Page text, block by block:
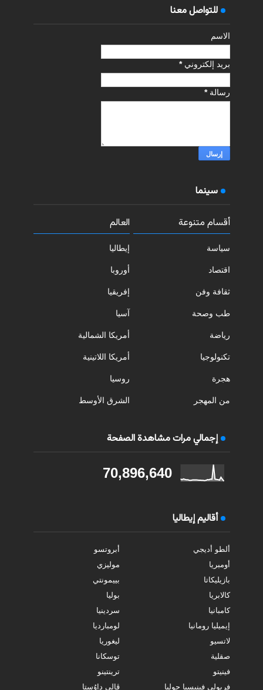
للتواصل معنا
الاسم
بريد إلكتروني*
رسالة*
سينما
أقسام متنوعة
سياسة
اقتصاد
ثقافة وفن
طب وصحة
رياضة
تكنولوجيا
هجرة
من المهجر
العالم
إيطاليا
أوروبا
إفريقيا
آسيا
أمريكا الشمالية
أمريكا اللاتينية
روسيا
الشرق الأوسط
إجمالي مرات مشاهدة الصفحة
70,896,640
أقاليم إيطاليا
ألطو أديجي
أبروتسو
أومبريا
موليزي
بازيليكاتا
بييمونتي
كالابريا
بوليا
كامبانيا
سردينيا
إيميليا رومانيا
لومبارديا
لاتسيو
ليغوريا
صقلية
توسكانا
فينيتو
ترينتينو
فريولي فينيسيا جوليا
ڤالي داوُستا